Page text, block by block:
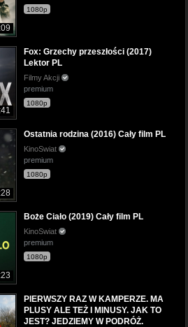
1080p
Fox: Grzechy przeszłości (2017)
Lektor PL
Filmy Akcji
premium
1080p
Ostatnia rodzina (2016) Cały film PL
KinoSwiat
premium
1080p
Boże Ciało (2019) Cały film PL
KinoSwiat
premium
1080p
PIERWSZY RAZ W KAMPERZE. MA
PLUSY ALE TEŻ I MINUSY. JAK TO
JEST? JEDZIEMY W PODRÓŻ.